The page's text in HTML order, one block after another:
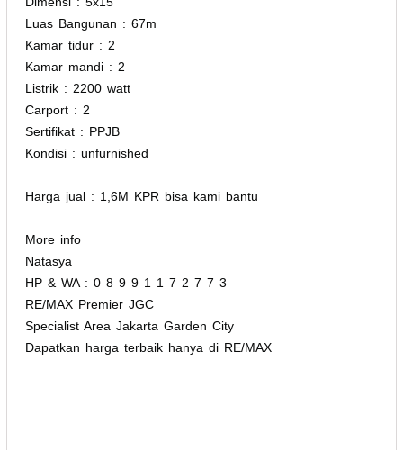
Luas Bangunan : 67m
Kamar tidur : 2
Kamar mandi : 2
Listrik : 2200 watt
Carport : 2
Sertifikat : PPJB
Kondisi : unfurnished
Harga jual : 1,6M KPR bisa kami bantu
More info
Natasya
HP & WA : 0 8 9 9 1 1 7 2 7 7 3
RE/MAX Premier JGC
Specialist Area Jakarta Garden City
Dapatkan harga terbaik hanya di RE/MAX